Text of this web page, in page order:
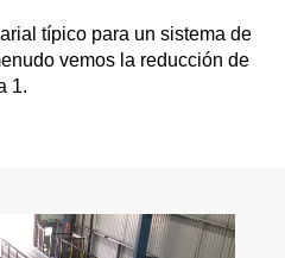
típico para un sistema de
vemos la reducción de
1.